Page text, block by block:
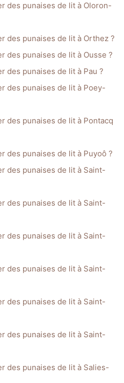
des punaises de lit à Oloron-
des punaises de lit à Orthez ?
des punaises de lit à Ousse ?
des punaises de lit à Pau ?
des punaises de lit à Poey-
des punaises de lit à Pontacq
des punaises de lit à Puyoô ?
des punaises de lit à Saint-
des punaises de lit à Saint-
des punaises de lit à Saint-
des punaises de lit à Saint-
des punaises de lit à Saint-
des punaises de lit à Saint-
des punaises de lit à Salies-